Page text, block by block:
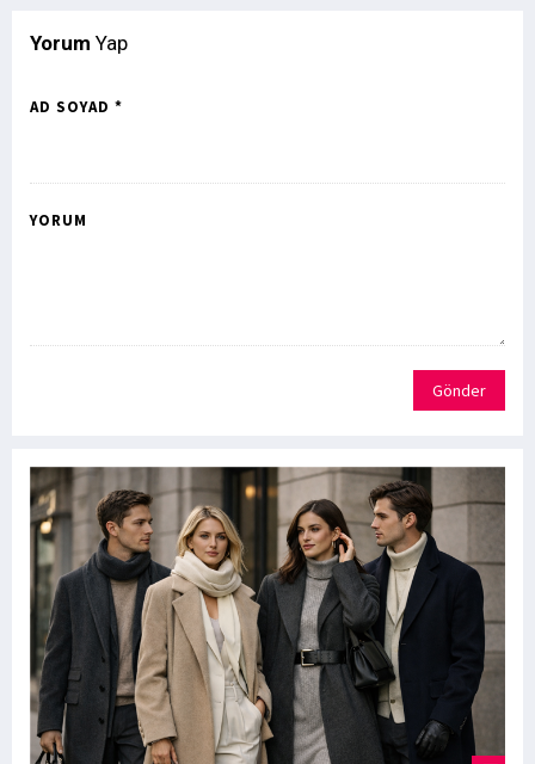
Yorum Yap
AD SOYAD *
YORUM
Gönder